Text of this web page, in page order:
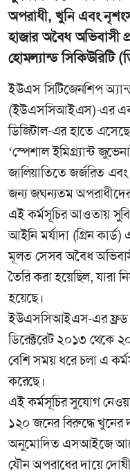
অপরাধী, খুনি এবং
হাজার অবৈধ অভিবাসী
হোমল্যান্ড সিকিউরিটি
ইউএস সিটিজেনশিপ
(ইউএসসিআইএস)-এর
ডিজিটাল-এর হাতে
‘স্পেশাল ইমিগ্র্যান্ট
জালিয়াতিতে জর্জরিত
জন্য জঘন্যতম
এই কর্মসূচির আওতায়
আইনি মর্যাদা (গ্রিন
মূলত সেসব অবৈধ
তৈরি করা হয়েছিল, যারা
হয়েছে।
ইউএসসিআইএস-এর ফ্রড
ডিরেক্টরেট ২০১৩ থেকে
বেশি সময় ধরে চলা এ
করেছে।
এই কর্মসূচির সুযোগ
১২০ জনের বিরুদ্ধে খুনের
অনুমোদিত এসআইজে
যৌন অপরাধের দায়ে